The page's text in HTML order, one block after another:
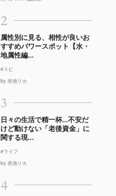
2
属性別に見る、相性が良いお
すすめパワースポット【水・
地属性編...
#スピ
by 赤池リカ
3
日々の生活で精一杯…不安だ
けど動けない「老後資金」に
関する現...
#ライフ
by 赤池リカ
4